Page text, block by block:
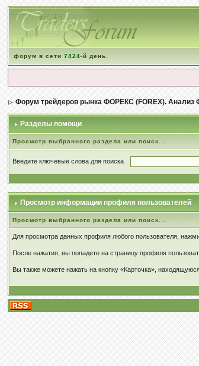
форум в сети7424-й день.
Форум трейдеров рынка ФОРЕКС (FOREX). Анализ
Разделы помощи
Просмотр выбранного раздела или поиск...
Введите ключевые слова для поиска
Просмотр информации профиля пользователей
Просмотр выбранного раздела или поиск...
Для просмотра данных профиля любого пользователя,
После нажатия, вы попадете на страницу профиля
Вы также можете нажать на кнопку «Карточка»,